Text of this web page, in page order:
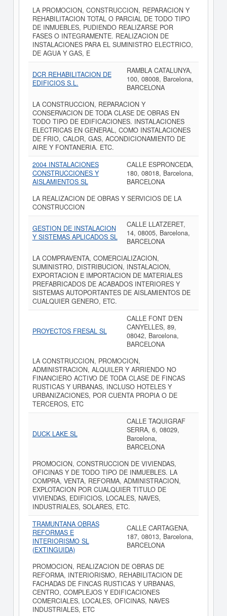
LA PROMOCION, CONSTRUCCION, REPARACION Y
REHABILITACION TOTAL O PARCIAL DE TODO TIPO
DE INMUEBLES, PUDIENDO REALIZARSE POR
FASES O INTEGRAMENTE. REALIZACION DE
INSTALACIONES PARA EL SUMINISTRO ELECTRICO,
DE AGUA Y GAS, E
DCR REHABILITACION DE
EDIFICIOS S.L.
RAMBLA CATALUNYA,
100, 08008, Barcelona,
BARCELONA
LA CONSTRUCCION, REPARACION Y
CONSERVACION DE TODA CLASE DE OBRAS EN
TODO TIPO DE EDIFICACIONES. INSTALACIONES
ELECTRICAS EN GENERAL, COMO INSTALACIONES
DE FRIO, CALOR, GAS, ACONDICIONAMIENTO DE
AIRE Y FONTANERIA. ETC.
2004 INSTALACIONES
CONSTRUCCIONES Y
AISLAMIENTOS SL
CALLE ESPRONCEDA,
180, 08018, Barcelona,
BARCELONA
LA REALIZACION DE OBRAS Y SERVICIOS DE LA
CONSTRUCCION
GESTION DE INSTALACION
Y SISTEMAS APLICADOS SL
CALLE LLATZERET,
14, 08005, Barcelona,
BARCELONA
LA COMPRAVENTA, COMERCIALIZACION,
SUMINISTRO, DISTRIBUCION, INSTALACION,
EXPORTACION E IMPORTACION DE MATERIALES
PREFABRICADOS DE ACABADOS INTERIORES Y
SISTEMAS AUTOPORTANTES DE AISLAMIENTOS DE
CUALQUIER GENERO, ETC.
PROYECTOS FRESAL SL
CALLE FONT D'EN
CANYELLES, 89,
08042, Barcelona,
BARCELONA
LA CONSTRUCCION, PROMOCION,
ADMINISTRACION, ALQUILER Y ARRIENDO NO
FINANCIERO ACTIVO DE TODA CLASE DE FINCAS
RUSTICAS Y URBANAS, INCLUSO HOTELES Y
URBANIZACIONES, POR CUENTA PROPIA O DE
TERCEROS, ETC
DUCK LAKE SL
CALLE TAQUIGRAF
SERRA, 6, 08029,
Barcelona,
BARCELONA
PROMOCION, CONSTRUCCION DE VIVIENDAS,
OFICINAS Y DE TODO TIPO DE INMUEBLES. LA
COMPRA, VENTA, REFORMA, ADMINISTRACION,
EXPLOTACION POR CUALQUIER TITULO DE
VIVIENDAS, EDIFICIOS, LOCALES, NAVES,
INDUSTRIALES, SOLARES, ETC.
TRAMUNTANA OBRAS
REFORMAS E
INTERIORISMO SL
(EXTINGUIDA)
CALLE CARTAGENA,
187, 08013, Barcelona,
BARCELONA
PROMOCION, REALIZACION DE OBRAS DE
REFORMA, INTERIORISMO, REHABILITACION DE
FACHADAS DE FINCAS RUSTICAS Y URBANAS,
CENTRO, COMPLEJOS Y EDIFICACIONES
COMERCIALES, LOCALES, OFICINAS, NAVES
INDUSTRIALES, ETC